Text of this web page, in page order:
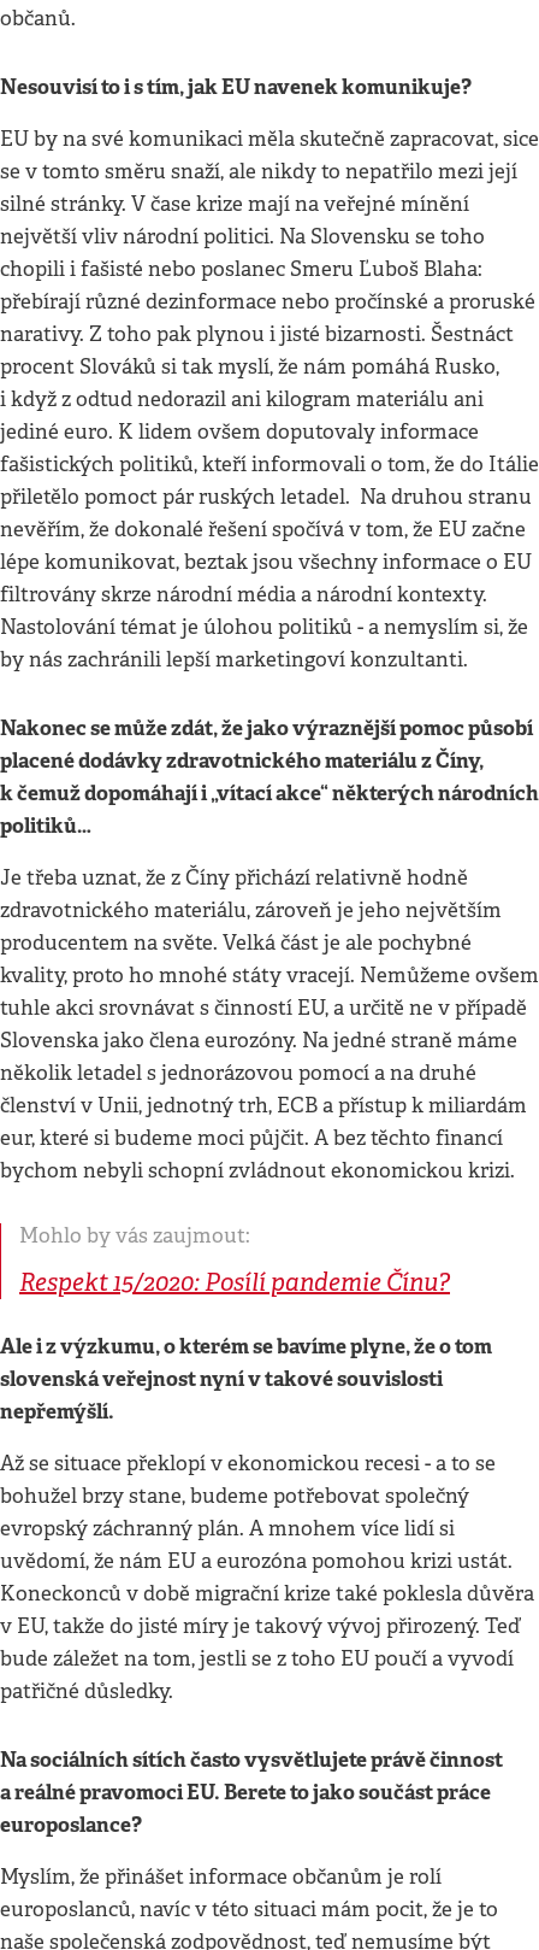
občanů.
Nesouvisí to i s tím, jak EU navenek komunikuje?
EU by na své komunikaci měla skutečně zapracovat, sice
se v tomto směru snaží, ale nikdy to nepatřilo mezi její
silné stránky. V čase krize mají na veřejné mínění
největší vliv národní politici. Na Slovensku se toho
chopili i fašisté nebo poslanec Smeru Ľuboš Blaha:
přebírají různé dezinformace nebo pročínské a proruské
narativy. Z toho pak plynou i jisté bizarnosti. Šestnáct
procent Slováků si tak myslí, že nám pomáhá Rusko,
i když z odtud nedorazil ani kilogram materiálu ani
jediné euro. K lidem ovšem doputovaly informace
fašistických politiků, kteří informovali o tom, že do Itálie
přiletělo pomoct pár ruských letadel. Na druhou stranu
nevěřím, že dokonalé řešení spočívá v tom, že EU začne
lépe komunikovat, beztak jsou všechny informace o EU
filtrovány skrze národní média a národní kontexty.
Nastolování témat je úlohou politiků - a nemyslím si, že
by nás zachránili lepší marketingoví konzultanti.
Nakonec se může zdát, že jako výraznější pomoc působí
placené dodávky zdravotnického materiálu z Číny,
k čemuž dopomáhají i „vítací akce“ některých národních
politiků…
Je třeba uznat, že z Číny přichází relativně hodně
zdravotnického materiálu, zároveň je jeho největším
producentem na světe. Velká část je ale pochybné
kvality, proto ho mnohé státy vracejí. Nemůžeme ovšem
tuhle akci srovnávat s činností EU, a určitě ne v případě
Slovenska jako člena eurozóny. Na jedné straně máme
několik letadel s jednorázovou pomocí a na druhé
členství v Unii, jednotný trh, ECB a přístup k miliardám
eur, které si budeme moci půjčit. A bez těchto financí
bychom nebyli schopní zvládnout ekonomickou krizi.
Mohlo by vás zaujmout:
Respekt 15/2020: Posílí pandemie Čínu?
Ale i z výzkumu, o kterém se bavíme plyne, že o tom
slovenská veřejnost nyní v takové souvislosti
nepřemýšlí.
Až se situace překlopí v ekonomickou recesi - a to se
bohužel brzy stane, budeme potřebovat společný
evropský záchranný plán. A mnohem více lidí si
uvědomí, že nám EU a eurozóna pomohou krizi ustát.
Koneckonců v době migrační krize také poklesla důvěra
v EU, takže do jisté míry je takový vývoj přirozený. Teď
bude záležet na tom, jestli se z toho EU poučí a vyvodí
patřičné důsledky.
Na sociálních sítích často vysvětlujete právě činnost
a reálné pravomoci EU. Berete to jako součást práce
europoslance?
Myslím, že přinášet informace občanům je rolí
europoslanců, navíc v této situaci mám pocit, že je to
naše společenská zodpovědnost, teď nemusíme být